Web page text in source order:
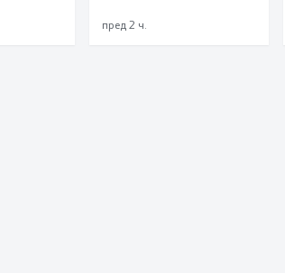
на
може да се
пред 2 ч.